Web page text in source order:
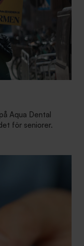
Aqua Dental
för seniorer.